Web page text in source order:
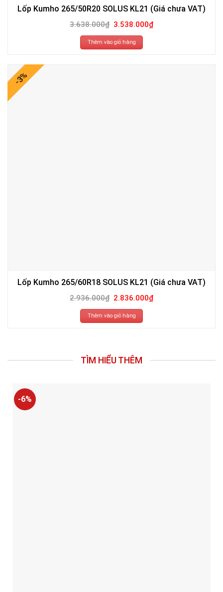
Lốp Kumho 265/50R20 SOLUS KL21 (Giá chưa VAT)
3.638.000₫ Giá
gốc
là:
3.638.000₫.
3.538.000₫Giá
hiện
Thêm vào giỏ hàng
-3%
Lốp Kumho 265/60R18 SOLUS KL21 (Giá chưa VAT)
2.936.000₫ Giá
gốc
là:
2.936.000₫.
2.836.000₫Giá
hiện
Thêm vào giỏ hàng
TÌM HIỂU THÊM
-6%